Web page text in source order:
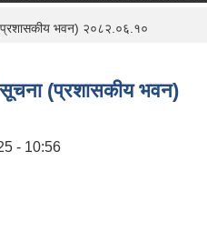
भवन) २०८२.०६.१०
सूचना (प्रशासकीय भवन)
- 10:56